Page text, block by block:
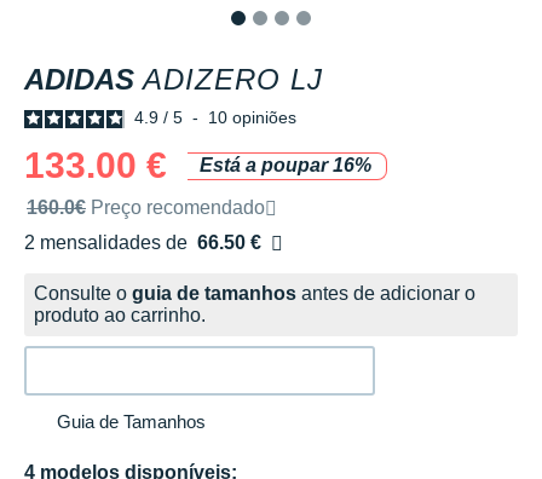
ADIDAS ADIZERO LJ
4.9 / 5 - 10 opiniões
133.00 €
Está a poupar 16%
Preço de venda recomendado pela marca
160.0€ Preço recomendado
2 mensalidades de 66.50 €
sem custos
Consulte o guia de tamanhos antes de adicionar o
produto ao carrinho.
Guia de Tamanhos
4 modelos disponíveis: